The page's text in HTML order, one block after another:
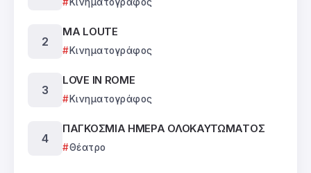
Κινηματογράφος
MA LOUTE
Κινηματογράφος
LOVE IN ROME
Κινηματογράφος
ΠΑΓΚΟΣΜΙΑ ΗΜΕΡΑ ΟΛΟΚΑΥΤΩΜΑΤΟΣ
Θέατρο